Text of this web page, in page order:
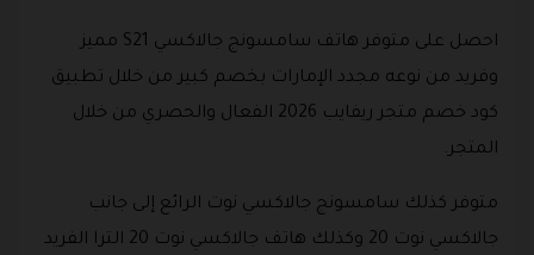
احصل على متوفر هاتف سامسونج جالاكسي S21 مميز
وفريد من نوعه مجدد الإمارات بخصم كبير من خلال تطبيق
كود خصم متجر ريفايب 2026 الفعال والحصري من خلال
المتجر.
متوفر كذلك سامسونج جالاكسي نوت الرائع إلى جانب
جالاكسي نوت 20 وكذلك هاتف جالاكسي نوت 20 الترا الفريد